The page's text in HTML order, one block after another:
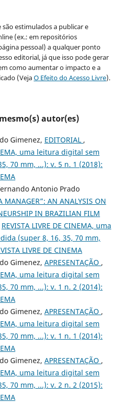
estimulados a publicar e
(ex.: em repositórios
pessoal) a qualquer ponto
editorial, já que isso pode gerar
como aumentar o impacto e a
(VejaO Efeito do Acesso Livre).
autor(es)
Gimenez, EDITORIAL ,
uma leitura digital sem
70 mm, ...): v. 5 n. 1 (2018):
Antonio Prado
MANAGER”: AN ANALYSIS ON
IN BRAZILIAN FILM
REVISTA LIVRE DE CINEMA, uma
(super 8, 16, 35, 70 mm,
LIVRE DE CINEMA
Gimenez, APRESENTAÇÃO ,
uma leitura digital sem
70 mm, ...): v. 1 n. 2 (2014):
Gimenez, APRESENTAÇÃO ,
uma leitura digital sem
70 mm, ...): v. 1 n. 1 (2014):
Gimenez, APRESENTAÇÃO ,
uma leitura digital sem
70 mm, ...): v. 2 n. 2 (2015):